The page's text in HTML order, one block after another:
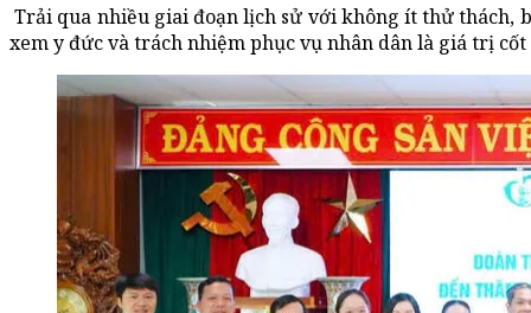
Trải qua nhiều giai đoạn lịch sử với không ít thử thách,
xem y đức và trách nhiệm phục vụ nhân dân là giá trị